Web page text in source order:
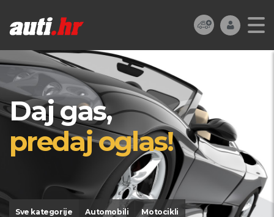
Daj gas,
predaj oglas!
Sve kategorije Automobili Motocikli